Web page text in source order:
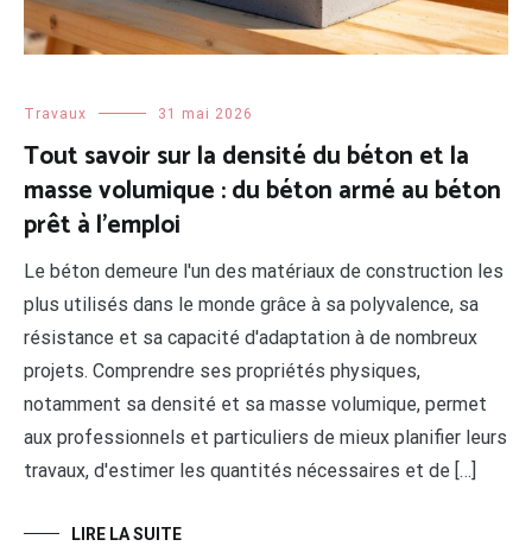
Travaux 31 mai 2026
Tout savoir sur la densité du béton et la
masse volumique : du béton armé au béton
prêt à l’emploi
Le béton demeure l'un des matériaux de construction les
plus utilisés dans le monde grâce à sa polyvalence, sa
résistance et sa capacité d'adaptation à de nombreux
projets. Comprendre ses propriétés physiques,
notamment sa densité et sa masse volumique, permet
aux professionnels et particuliers de mieux planifier leurs
travaux, d'estimer les quantités nécessaires et de […]
LIRE LA SUITE